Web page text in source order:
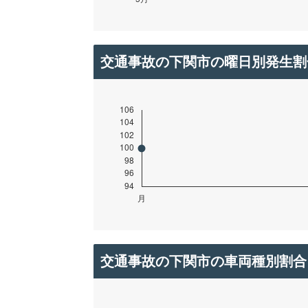
交通事故の下関市の曜日別発生
交通事故の下関市の車両種別割合